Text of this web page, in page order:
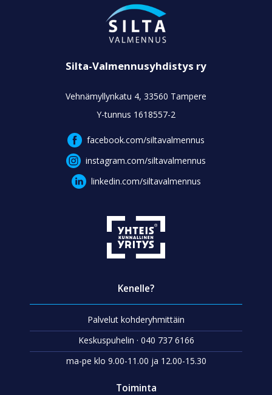
Silta-Valmennusyhdistys ry
Vehnämyllynkatu 4, 33560 Tampere
Y-tunnus 1618557-2
facebook.com/siltavalmennus
instagram.com/siltavalmennus
linkedin.com/siltavalmennus
Kenelle?
Palvelut kohderyhmittäin
Keskuspuhelin · 040 737 6166
ma-pe klo 9.00-11.00 ja 12.00-15.30
Toiminta